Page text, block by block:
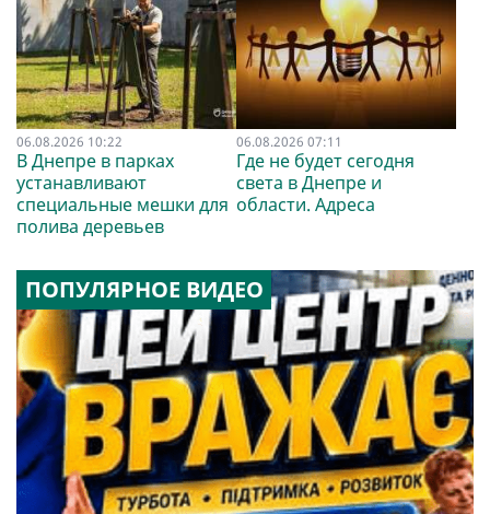
06.08.2026 10:22
В Днепре в парках
устанавливают
специальные мешки для
полива деревьев
06.08.2026 07:11
Где не будет сегодня
света в Днепре и
области. Адреса
ПОПУЛЯРНОЕ ВИДЕО